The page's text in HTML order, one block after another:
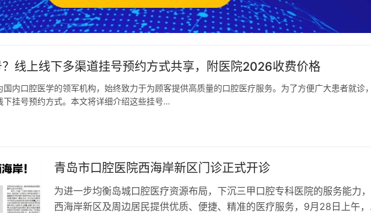
线上线下多渠道挂号预约方式共享，附医院2026收费价格
内口腔医学的领军机构，始终致力于为顾客提供高质量的口腔医疗服务。为了方便广大患者就诊
下挂号预约方式。本文将详细介绍这些挂号…
青岛市口腔医院西海岸新区门诊正式开诊
为进一步均衡岛城口腔医疗资源布局，下沉三甲口腔专科医院的服务能力
西海岸新区及周边居民提供优质、便捷、精准的医疗服务，9月28日上午